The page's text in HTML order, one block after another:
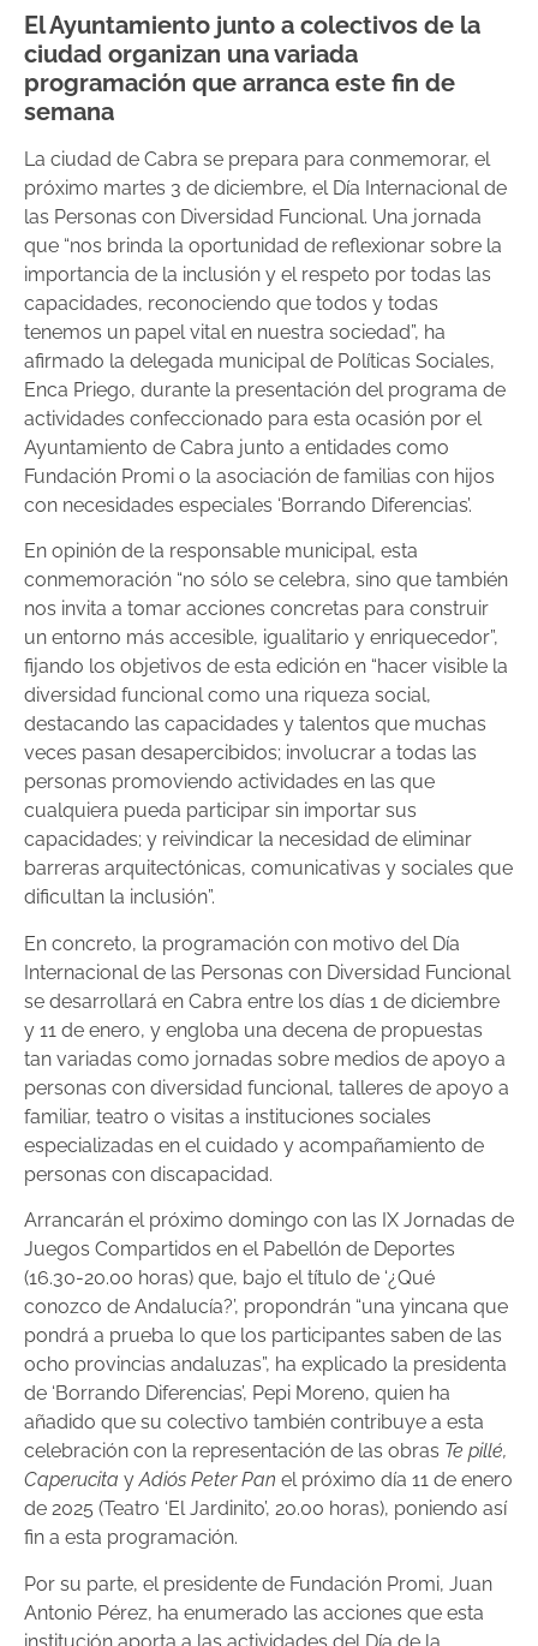
El Ayuntamiento junto a colectivos de la
ciudad organizan una variada
programación que arranca este fin de
semana
La ciudad de Cabra se prepara para conmemorar, el
próximo martes 3 de diciembre, el Día Internacional de
las Personas con Diversidad Funcional. Una jornada
que “nos brinda la oportunidad de reflexionar sobre la
importancia de la inclusión y el respeto por todas las
capacidades, reconociendo que todos y todas
tenemos un papel vital en nuestra sociedad”, ha
afirmado la delegada municipal de Políticas Sociales,
Enca Priego, durante la presentación del programa de
actividades confeccionado para esta ocasión por el
Ayuntamiento de Cabra junto a entidades como
Fundación Promi o la asociación de familias con hijos
con necesidades especiales ‘Borrando Diferencias’.
En opinión de la responsable municipal, esta
conmemoración “no sólo se celebra, sino que también
nos invita a tomar acciones concretas para construir
un entorno más accesible, igualitario y enriquecedor”,
fijando los objetivos de esta edición en “hacer visible la
diversidad funcional como una riqueza social,
destacando las capacidades y talentos que muchas
veces pasan desapercibidos; involucrar a todas las
personas promoviendo actividades en las que
cualquiera pueda participar sin importar sus
capacidades; y reivindicar la necesidad de eliminar
barreras arquitectónicas, comunicativas y sociales que
dificultan la inclusión”.
En concreto, la programación con motivo del Día
Internacional de las Personas con Diversidad Funcional
se desarrollará en Cabra entre los días 1 de diciembre
y 11 de enero, y engloba una decena de propuestas
tan variadas como jornadas sobre medios de apoyo a
personas con diversidad funcional, talleres de apoyo a
familiar, teatro o visitas a instituciones sociales
especializadas en el cuidado y acompañamiento de
personas con discapacidad.
Arrancarán el próximo domingo con las IX Jornadas de
Juegos Compartidos en el Pabellón de Deportes
(16.30-20.00 horas) que, bajo el título de ‘¿Qué
conozco de Andalucía?’, propondrán “una yincana que
pondrá a prueba lo que los participantes saben de las
ocho provincias andaluzas”, ha explicado la presidenta
de ‘Borrando Diferencias’, Pepi Moreno, quien ha
añadido que su colectivo también contribuye a esta
celebración con la representación de las obras Te pillé,
Caperucita yAdiós Peter Pan el próximo día 11 de enero
de 2025 (Teatro ‘El Jardinito’, 20.00 horas), poniendo así
fin a esta programación.
Por su parte, el presidente de Fundación Promi, Juan
Antonio Pérez, ha enumerado las acciones que esta
institución aporta a las actividades del Día de la